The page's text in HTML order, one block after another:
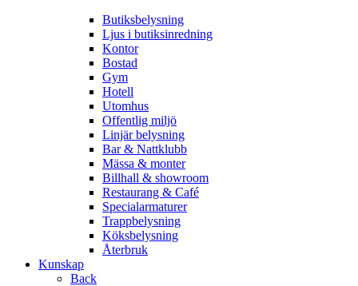
Butiksbelysning
Ljus i butiksinredning
Kontor
Bostad
Gym
Hotell
Utomhus
Offentlig miljö
Linjär belysning
Bar & Nattklubb
Mässa & monter
Billhall & showroom
Restaurang & Café
Specialarmaturer
Trappbelysning
Köksbelysning
Återbruk
Kunskap
Back